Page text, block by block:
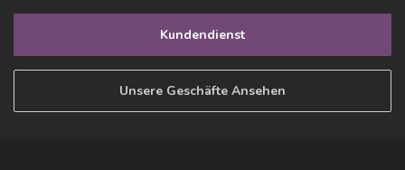
Kundendienst
Unsere Geschäfte Ansehen